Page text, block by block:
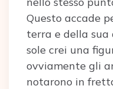
Questo accade
terra e della sua
sole crei una
ovviamente gli
notarono in